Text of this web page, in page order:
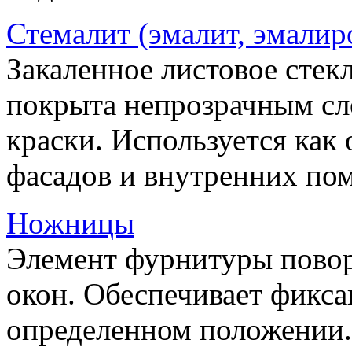
Стемалит (эмалит,
Закаленное листовое
покрыта непрозрачным
краски. Используется
фасадов и внутренних
Ножницы
Элемент фурнитуры
окон. Обеспечивает
определенном положении.